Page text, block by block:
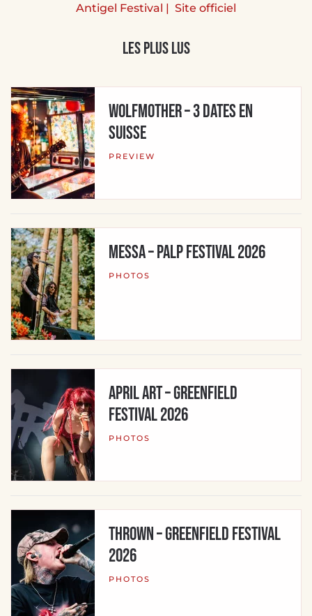
Antigel Festival | Site officiel
Les plus lus
WOLFMOTHER – 3 dates en
Suisse
PREVIEW
MESSA – Palp Festival 2026
PHOTOS
APRIL ART – Greenfield
Festival 2026
PHOTOS
THROWN – Greenfield Festival
2026
PHOTOS